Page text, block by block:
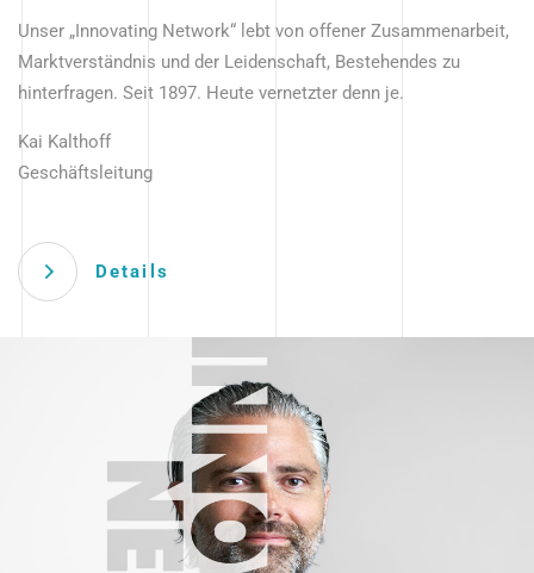
Unser „Innovating Network“ lebt von offener Zusammenarbeit,
Marktverständnis und der Leidenschaft, Bestehendes zu
hinterfragen. Seit 1897. Heute vernetzter denn je.
Kai Kalthoff
Geschäftsleitung
Details